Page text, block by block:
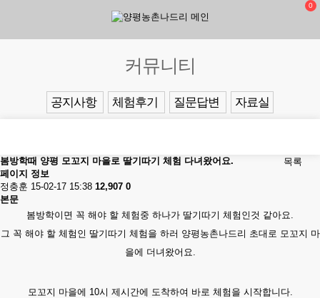
0
커뮤니티
공지사항 체험후기 질문답변 자료실
목록
봄방학때 양평 모꼬지 마을로 딸기따기 체험 다녀왔어요.
페이지 정보
정충훈 15-02-17 15:38 12,907 0
본문
봄방학이면 꼭 해야 할 체험중 하나가 딸기따기 체험인것 같아요.
그 꼭 해야 할 체험인 딸기따기 체험을 하러 양평농촌나드리 초대로 모꼬지 마
을에 더녀왔어요.
모꼬지 마을에 10시 제시간에 도착하여 바로 체험을 시작합니다.